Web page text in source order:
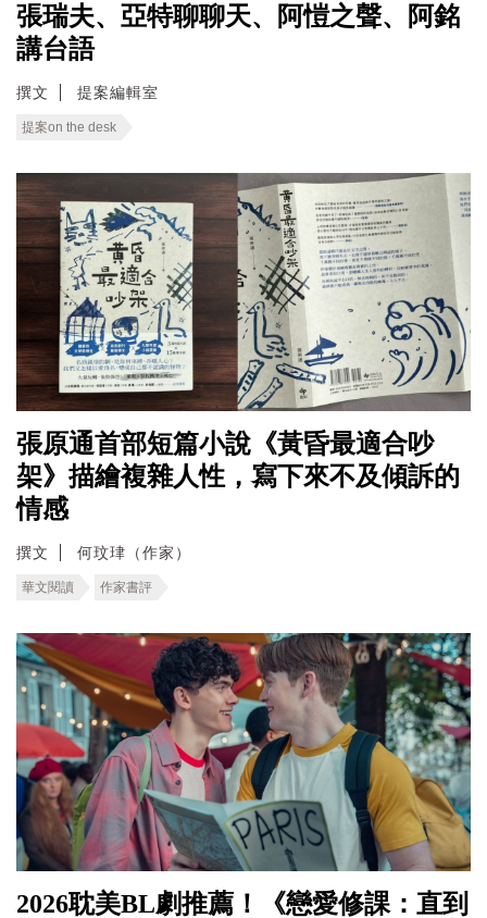
張瑞夫、亞特聊聊天、阿愷之聲、阿銘
講台語
撰文 提案編輯室
提案on the desk
張原通首部短篇小說《黃昏最適合吵
架》描繪複雜人性，寫下來不及傾訴的
情感
撰文 何玟珒（作家）
華文閱讀 作家書評
2026耽美BL劇推薦！《戀愛修課：直到